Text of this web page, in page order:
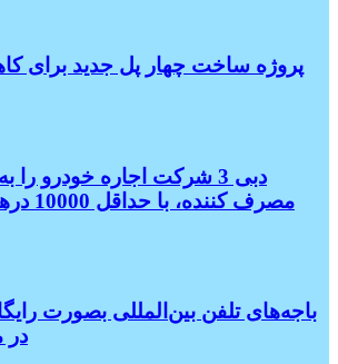
دبی 3 شرکت اجاره خودرو
مصرف
باجه‌های تلفن بین‌المللی بصورت
در